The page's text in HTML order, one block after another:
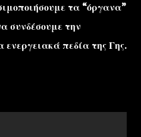
τα “όργανα”
συνδέσουμε την
ενεργειακά πεδία της Γης.